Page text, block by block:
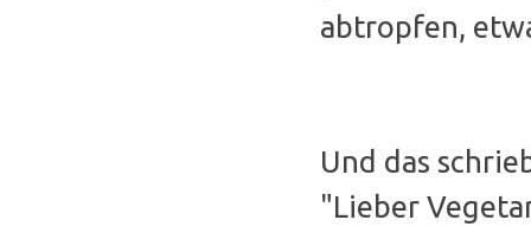
abtropfen,
Und das
"Lieber